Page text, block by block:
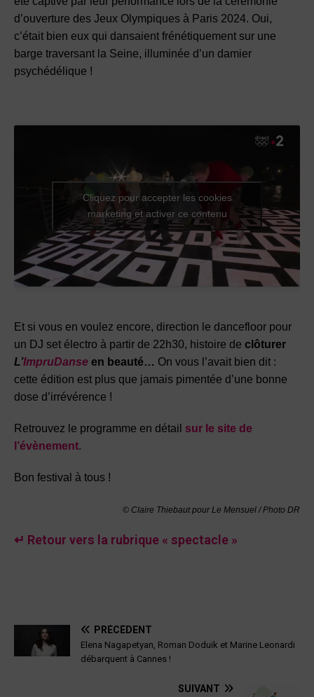
d’ouverture des Jeux Olympiques à Paris 2024. Oui,
c’était bien eux qui dansaient frénétiquement sur une
barge traversant la Seine, illuminée d’un damier
psychédélique !
Cliquez pour accepter les cookies
marketing et activer ce contenu
Et si vous en voulez encore, direction le dancefloor pour
un DJ set électro à partir de 22h30, histoire de clôturer
L’ImpruDanse en beauté… On vous l’avait bien dit :
cette édition est plus que jamais pimentée d’une bonne
dose d’irrévérence !
Retrouvez le programme en détail sur le site de
l’évènement.
Bon festival à tous !
© Claire Thiebaut pour Le Mensuel / Photo DR
↵ Retour vers la rubrique « spectacle »
PRÉCÉDENT
Elena Nagapetyan, Roman Doduik et Marine Leonardi
débarquent à Cannes !
SUIVANT